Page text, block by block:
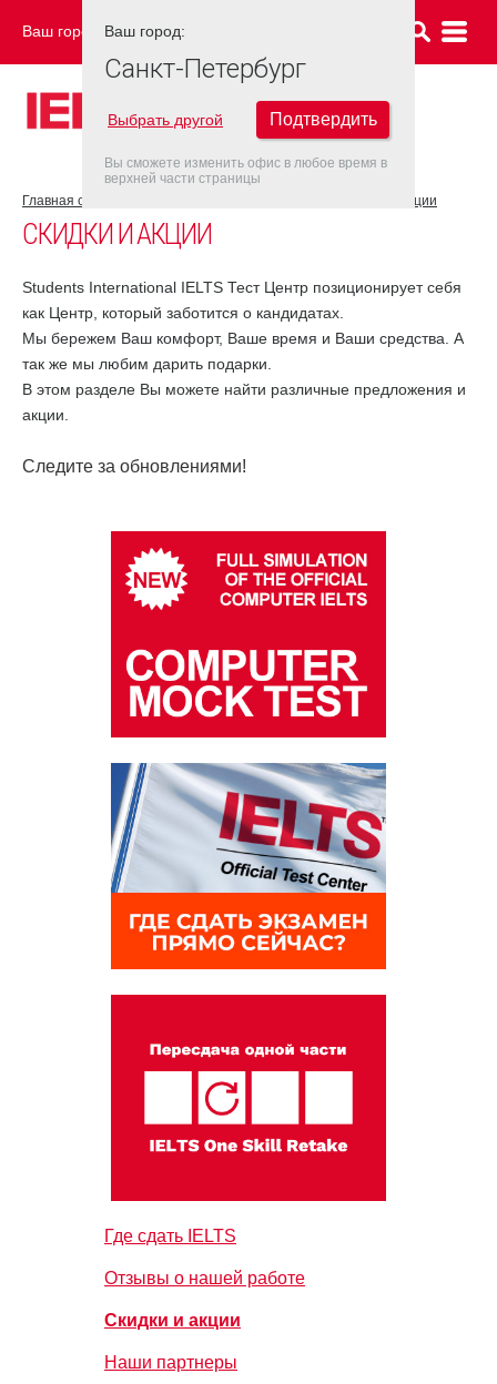
Ваш город: САНКТ-ПЕТЕРБУРГ
Главная страница Скидки и акции
СКИДКИ И АКЦИИ
Students International IELTS Тест Центр позиционирует себя
как Центр, который заботится о кандидатах.
Мы бережем Ваш комфорт, Ваше время и Ваши средства. А
так же мы любим дарить подарки.
В этом разделе Вы можете найти различные предложения и
акции.
Следите за обновлениями!
Где сдать IELTS
Отзывы о нашей работе
Скидки и акции
Наши партнеры
Ваш город:
Санкт-Петербург
Выбрать другой Подтвердить
Вы сможете изменить офис в любое время в
верхней части страницы